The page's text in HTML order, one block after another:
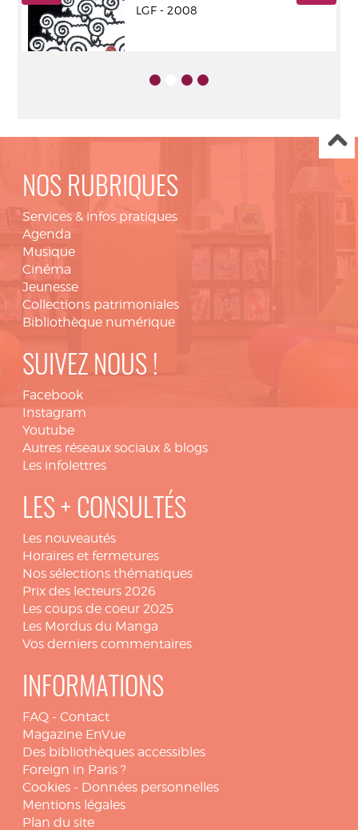
LGF - 2008
NOS RUBRIQUES
Services & infos pratiques
Agenda
Musique
Cinéma
Jeunesse
Collections patrimoniales
Bibliothèque numérique
SUIVEZ NOUS !
Facebook
Instagram
Youtube
Autres réseaux sociaux & blogs
Les infolettres
LES + CONSULTÉS
Les nouveautés
Horaires et fermetures
Nos sélections thématiques
Prix des lecteurs 2026
Les coups de coeur 2025
Les Mordus du Manga
Vos derniers commentaires
INFORMATIONS
FAQ - Contact
Magazine EnVue
Des bibliothèques accessibles
Foreign in Paris ?
Cookies - Données personnelles
Mentions légales
Plan du site